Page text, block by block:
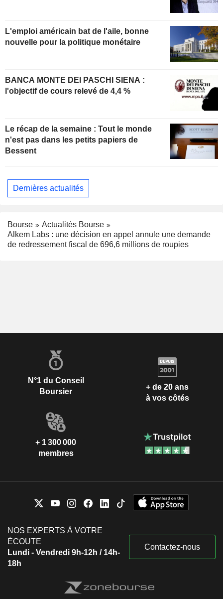
L'emploi américain bat de l'aile, bonne
nouvelle pour la politique monétaire
BANCA MONTE DEI PASCHI SIENA :
l'objectif de cours relevé de 4,4 %
Le récap de la semaine : Tout le monde
n'est pas dans les petits papiers de
Bessent
Dernières actualités
Bourse
Actualités Bourse
Alkem Labs : une décision en appel annule une demande
de redressement fiscal de 696,6 millions de roupies
N°1 du Conseil
Boursier
+ de 20 ans
à vos côtés
+ 1 300 000
membres
NOS EXPERTS À VOTRE
ÉCOUTE
Lundi - Vendredi 9h-12h / 14h-
18h
Contactez-nous